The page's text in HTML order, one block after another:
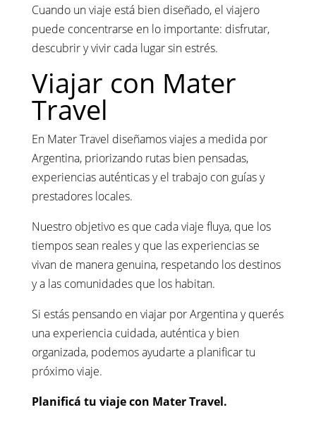
Cuando un viaje está bien diseñado, el viajero
puede concentrarse en lo importante: disfrutar,
descubrir y vivir cada lugar sin estrés.
Viajar con Mater
Travel
En Mater Travel diseñamos viajes a medida por
Argentina, priorizando rutas bien pensadas,
experiencias auténticas y el trabajo con guías y
prestadores locales.
Nuestro objetivo es que cada viaje fluya, que los
tiempos sean reales y que las experiencias se
vivan de manera genuina, respetando los destinos
y a las comunidades que los habitan.
Si estás pensando en viajar por Argentina y querés
una experiencia cuidada, auténtica y bien
organizada, podemos ayudarte a planificar tu
próximo viaje.
Planificá tu viaje con Mater Travel.